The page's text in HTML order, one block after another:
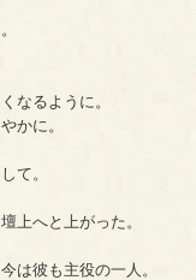
なるように。
かに。
て。
上へと上がった。
は彼も主役の一人。